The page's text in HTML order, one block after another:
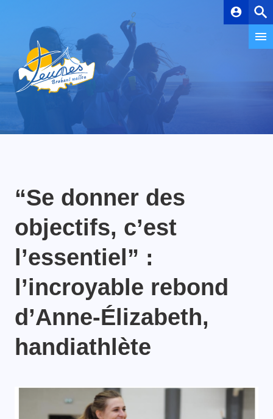
account_circle
“Se donner des
objectifs, c’est
l’essentiel” :
l’incroyable rebond
d’Anne-Élizabeth,
handiathlète